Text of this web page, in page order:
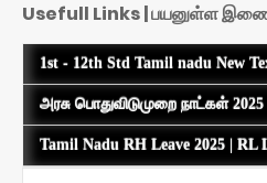
Usefull Links | பயனுள்ள
1st - 12th Std Tamil nadu New
அரசு பொதுவிடுமுறை நாட்கள் 2025
Tamil Nadu RH Leave 2025 | RL